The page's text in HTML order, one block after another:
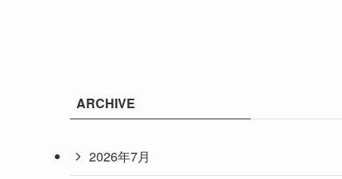
ARCHIVE
2026年7月